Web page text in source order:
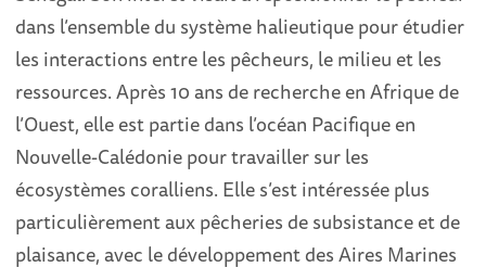
dans l’ensemble du système halieutique pour étudier
les interactions entre les pêcheurs, le milieu et les
ressources. Après 10 ans de recherche en Afrique de
l’Ouest, elle est partie dans l’océan Pacifique en
Nouvelle-Calédonie pour travailler sur les
écosystèmes coralliens. Elle s’est intéressée plus
particulièrement aux pêcheries de subsistance et de
plaisance, avec le développement des Aires Marines